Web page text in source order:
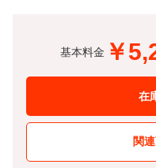
基本料金 ￥
在
関